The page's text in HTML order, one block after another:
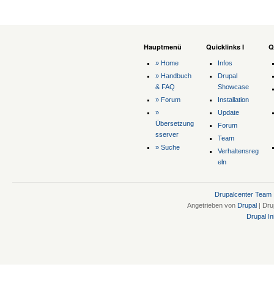
Hauptmenü
» Home
» Handbuch
& FAQ
» Forum
»
Übersetzung
sserver
» Suche
Quicklinks I
Infos
Drupal
Showcase
Installation
Update
Forum
Team
Verhaltensreg
eln
Drupalcenter Team
Angetrieben von Drupal
|
Drupal